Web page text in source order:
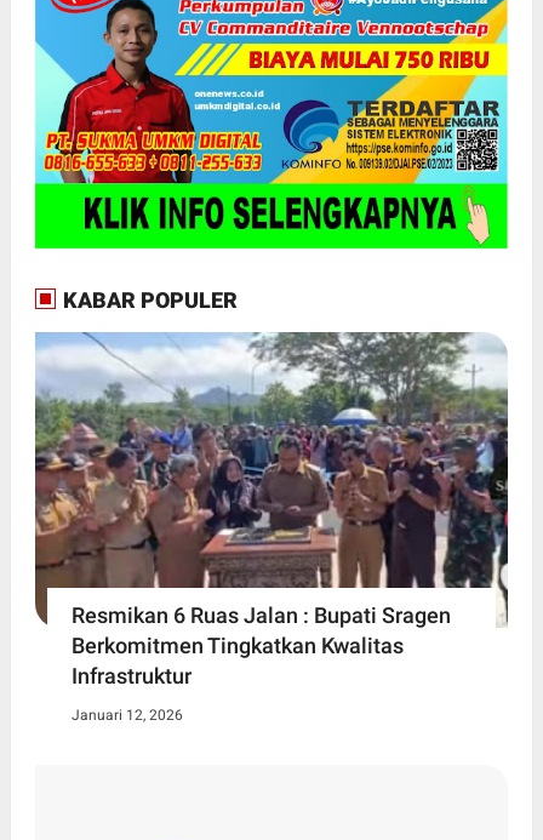
KABAR POPULER
Resmikan 6 Ruas Jalan : Bupati Sragen
Berkomitmen Tingkatkan Kwalitas
Infrastruktur
Januari 12, 2026